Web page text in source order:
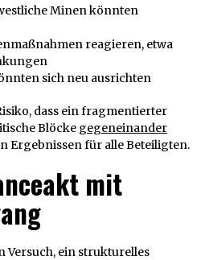
Minen könnten
reagieren, etwa
sich neu ausrichten
dass ein fragmentierter
Blöcke gegeneinander
Ergebnissen für alle Beteiligten.
mit
Versuch, ein strukturelles